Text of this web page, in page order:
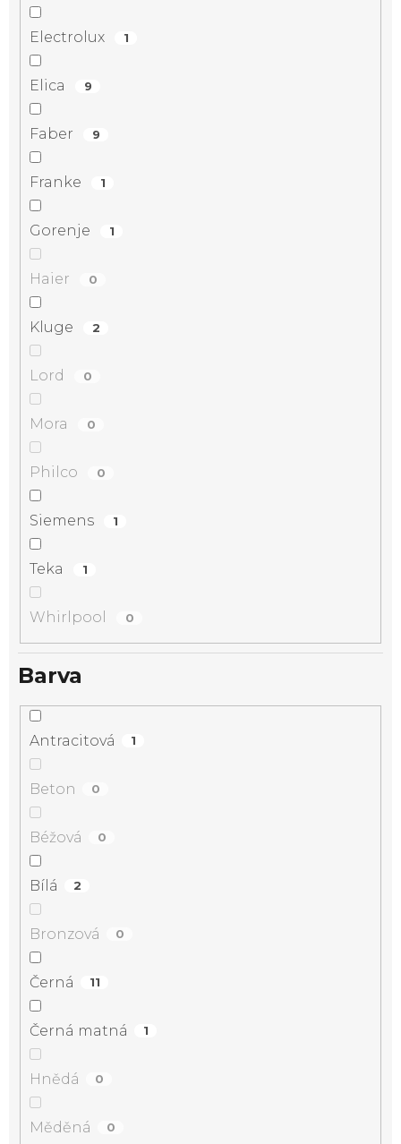
Electrolux 1
Elica 9
Faber 9
Franke 1
Gorenje 1
Haier 0
Kluge 2
Lord 0
Mora 0
Philco 0
Siemens 1
Teka 1
Whirlpool 0
Barva
Antracitová 1
Beton 0
Béžová 0
Bílá 2
Bronzová 0
Černá 11
Černá matná 1
Hnědá 0
Měděná 0